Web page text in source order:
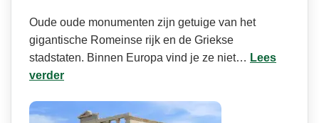
Oude oude monumenten zijn getuige van het
gigantische Romeinse rijk en de Griekse
stadstaten. Binnen Europa vind je ze niet… Lees
verder